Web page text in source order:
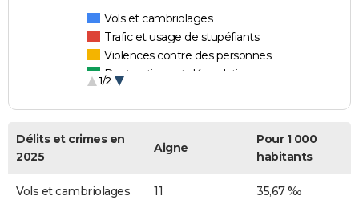
Vols et cambriolages
Trafic et usage de stupéfiants
Violences contre des personnes
Destructions et dégradations
1/2
Délits et crimes en
2025
Aigne
Pour 1 000
habitants
Vols et cambriolages 11 35,67 ‰